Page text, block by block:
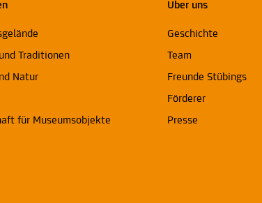
Traditionen
Natur
für Museumsobjekte
Über uns
Geschichte
Team
Freunde Stübings
Förderer
Presse